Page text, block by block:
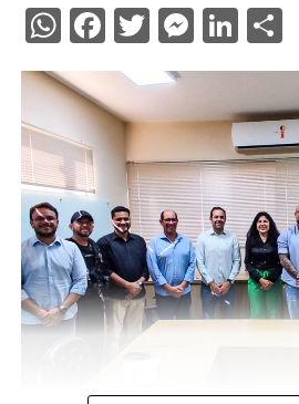
WhatsApp
Facebook
Twitter